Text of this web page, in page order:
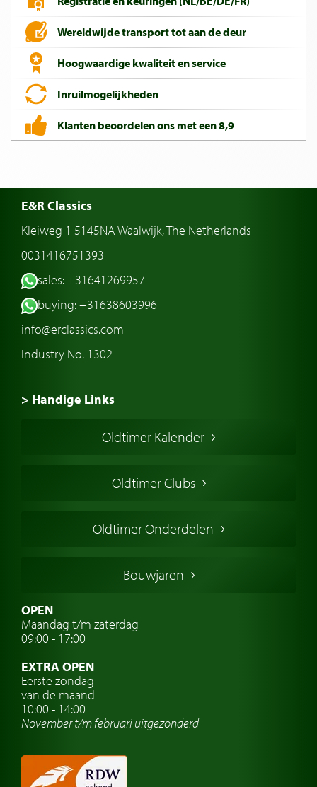
Wereldwijde transport tot aan de deur
Hoogwaardige kwaliteit en service
Inruilmogelijkheden
Klanten beoordelen ons met een 8,9
E&R Classics
Kleiweg 1 5145NA Waalwijk, The Netherlands
0031416751393
sales: +31641269957
buying: +31638603996
info@erclassics.com
Industry No. 1302
> Handige Links
Amerikaanse oldtimers
Franse oldtimers
Zweedse oldtimers
Oldtimer verzekering
Oldtimer reizen
Oldtimerwerkplaats
Automerk horloges
Classic cars Nederland
Oldtimer Kalender
Oldtimer Clubs
Oldtimer Onderdelen
Bouwjaren
OPEN
Maandag t/m zaterdag
09:00 - 17:00
EXTRA OPEN
Eerste zondag
van de maand
10:00 - 14:00
November t/m februariuitgezonderd